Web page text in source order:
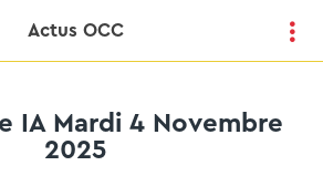
Actus OCC
IA Mardi 4 Novembre
2025